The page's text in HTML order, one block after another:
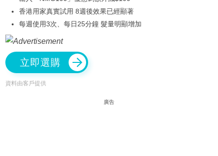
香港用家真實試用 8週後效果已經顯著
每週使用3次、每日25分鐘 髮量明顯增加
立即選購
資料由客戶提供
廣告